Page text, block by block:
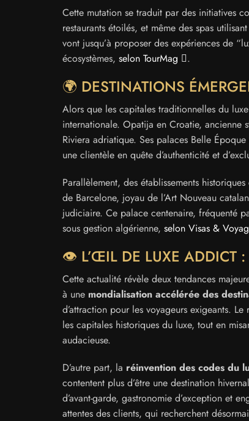
Cette mutation se traduit par des initiatives
restaurants étoilés, et même des spas
vont jusqu’à proposer des expériences de
écosystèmes, selon TourMag .
🌍 DESTINATIONS
Alors que les capitales traditionnelles du
internationale. Opatija en Croatie, ancienne
Riviera adriatique. Ses palaces Belle
une clientèle en quête d’authenticité et
Parallèlement, des établissements
de Barcelone, joyau de l’Art Nouveau
judiciaire. Ce palace centenaire, fréquenté
sous gestion algérienne, selon Visas &
👁️ L’ŒIL DE LUXE ADDICT :
Cette actualité révèle deux tendances
à une mondialisation accélérée des
d’attraction pour les voyageurs exigeants.
les capitales historiques du luxe, tout en
audacieuse.
D’autre part, la réinvention des codes du
contentent plus d’être une destination
d’avant-garde, gastronomie d’exception et
attentes des clients, qui recherchent